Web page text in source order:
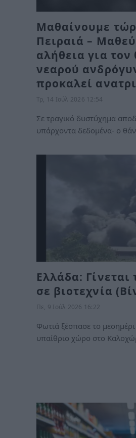
Μαθαίνουμε
Πειραιά –
αλήθεια για τον
νεαρού
προκαλεί
Τρ, 14 Ιούλ 2026 12:54
Σε τραγικό δυστύχημα
υπάρχοντα δεδομένα- ο
Ελλάδα:
σε βιοτεχνία
Πε, 9 Ιούλ 2026 16:22
Φωτιά ξέσπασε το
υπαίθριο χώρο στο